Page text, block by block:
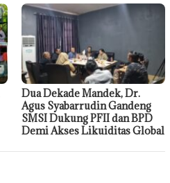
Dua Dekade Mandek, Dr.
Agus Syabarrudin Gandeng
SMSI Dukung PFII dan BPD
Demi Akses Likuiditas Global